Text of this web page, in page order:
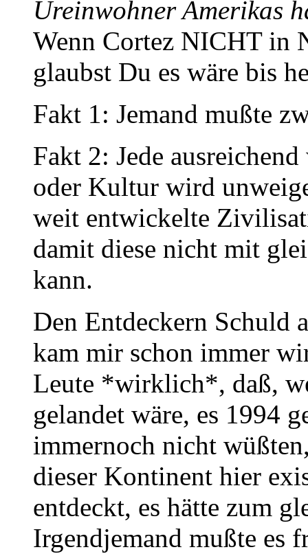
Ureinwohner Amerikas
Wenn Cortez NICHT in
glaubst Du es wäre bis
Fakt 1: Jemand mußte
Fakt 2: Jede
oder Kultur wird
weit entwickelte
damit diese nicht mit
kann.
Den Entdeckern Schuld
kam mir schon immer
Leute *wirklich*, daß,
gelandet wäre, es 1994
immernoch nicht
dieser Kontinent hier
entdeckt, es hätte zum
Irgendjemand mußte es